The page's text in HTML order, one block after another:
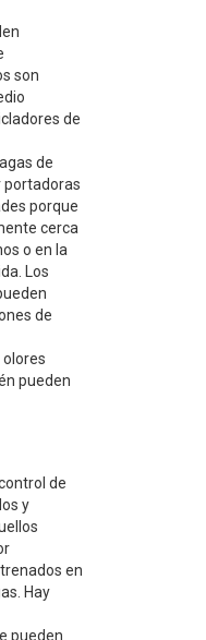
son
de
de
portadoras
porque
cerca
o en la
Los
de
olores
pueden
de
y
en
Hay
pueden